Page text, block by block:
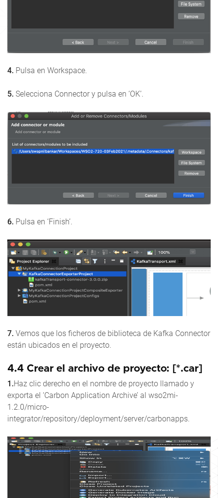
4. Pulsa en Workspace.
5. Selecciona Connector y pulsa en ‘OK’.
6. Pulsa en ‘Finish’.
7. Vemos que los ficheros de biblioteca de Kafka Connector
están ubicados en el proyecto.
4.4 Crear el archivo de proyecto: [*.car]
1.Haz clic derecho en el nombre de proyecto llamado y
exporta el ‘Carbon Application Archive’ al wso2mi-
1.2.0/micro-
integrator/repository/deployment/server/carbonapps.